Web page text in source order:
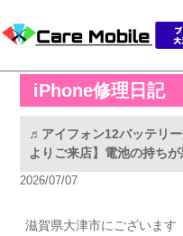
iPhone修理日記
♬アイフォン12バッテリ
よりご来店】電池の持ち
2026/07/07
滋賀県大津市にございます